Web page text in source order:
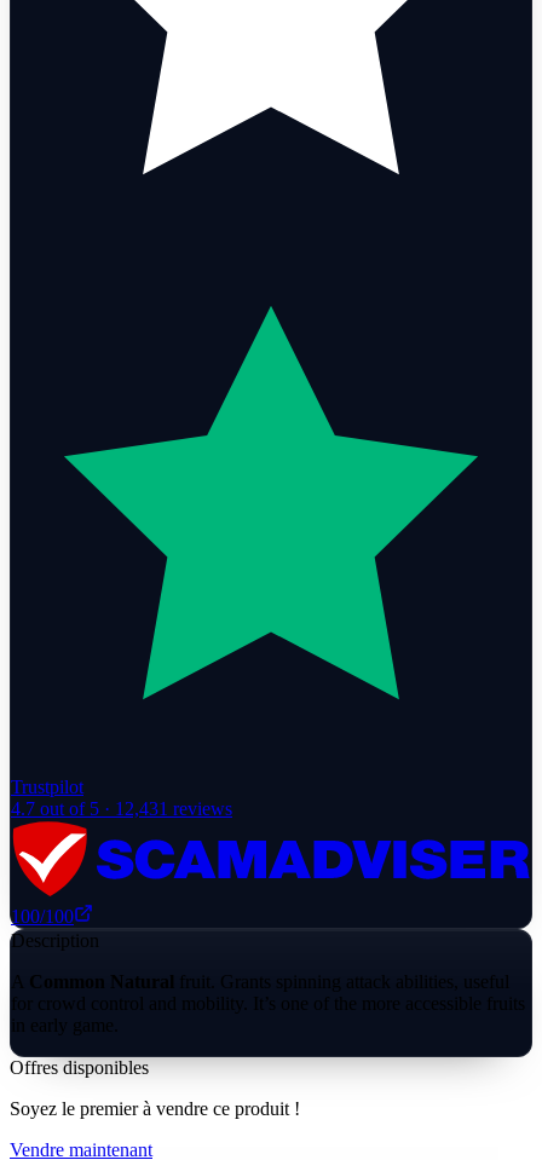
Trustpilot
4.7 out of 5 · 12,431 reviews
100/100
Description
A Common Natural fruit. Grants spinning attack abilities, useful
for crowd control and mobility. It’s one of the more accessible fruits
in early game.
Offres disponibles
Soyez le premier à vendre ce produit !
Vendre maintenant